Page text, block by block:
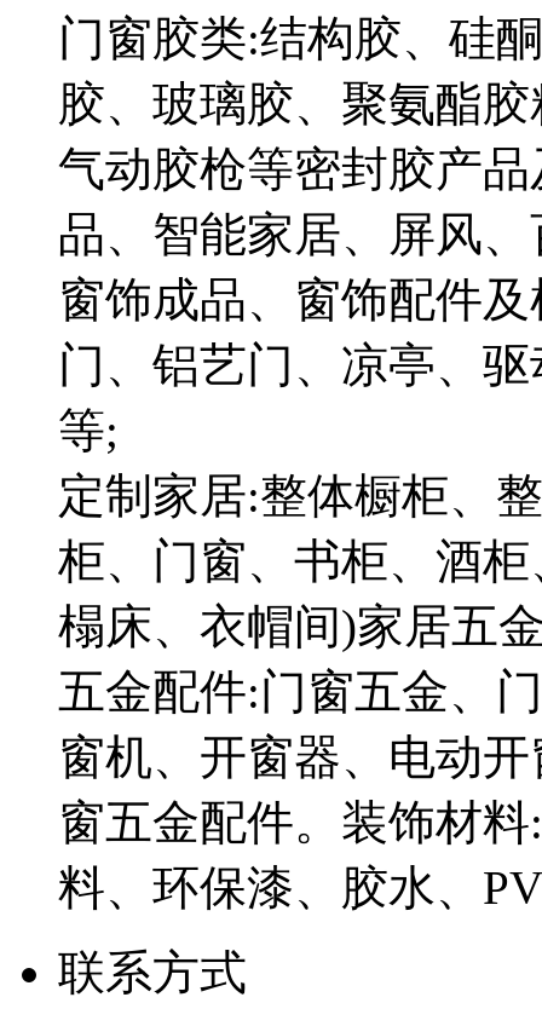
门窗胶类:结构胶、硅
胶、玻璃胶、聚氨酯
气动胶枪等密封胶产
品、智能家居、屏风
窗饰成品、窗饰配件
门、铝艺门、凉亭、
等;
定制家居:整体橱柜、
柜、门窗、书柜、酒
榻床、衣帽间)家居五
五金配件:门窗五金、
窗机、开窗器、电动
窗五金配件。装饰材
料、环保漆、胶水、
联系方式